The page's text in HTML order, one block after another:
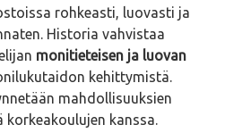
rohkeasti, luovasti ja
Historia vahvistaa
monitieteisen ja luovan
kehittymistä.
mahdollisuuksien
kanssa.